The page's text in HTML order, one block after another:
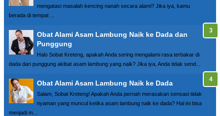
mengatasi masalah kencing nanah secara alami? Jika iya, kamu
berada di tempat ...
Obat Alami Asam Lambung Naik ke Dada dan
Punggung
Halo Sobat Kreteng, apakah Anda sering mengalami rasa terbakar di
dada dan punggung akibat asam lambung yang naik? Jika iya, Anda tidak send...
Obat Alami Asam Lambung Naik ke Dada
Salam, Sobat Kreteng! Apakah Anda pernah merasakan sensasi tidak
nyaman yang muncul ketika asam lambung naik ke dada? Hal ini bisa
menjadi m...